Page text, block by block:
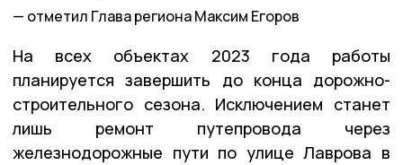
отметил Глава региона Максим Егоров
На всех объектах 2023 года работы
планируется завершить до конца дорожно-
строительного сезона. Исключением станет
лишь ремонт путепровода через
железнодорожные пути по улице Лаврова в